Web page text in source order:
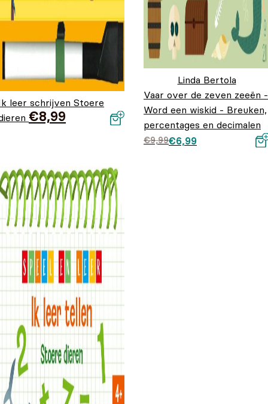
leer schrijven Stoere
€8,99
Linda Bertola
Vaar over de zeven zeeën -
Word een wiskid - Breuken,
percentages en decimalen
€9,99
Oorspronkelijke prijs
€6,99
Huidige prijs is: